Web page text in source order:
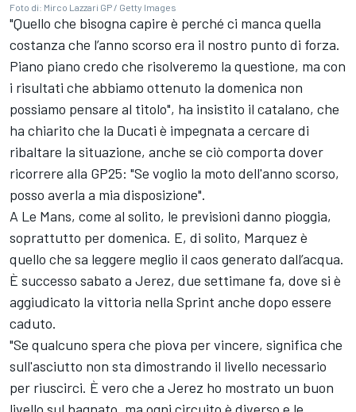
Foto di: Mirco Lazzari GP / Getty Images
"Quello che bisogna capire è perché ci manca quella
costanza che l’anno scorso era il nostro punto di forza.
Piano piano credo che risolveremo la questione, ma con
i risultati che abbiamo ottenuto la domenica non
possiamo pensare al titolo", ha insistito il catalano, che
ha chiarito che la Ducati è impegnata a cercare di
ribaltare la situazione, anche se ciò comporta dover
ricorrere alla GP25: "Se voglio la moto dell'anno scorso,
posso averla a mia disposizione".
A Le Mans, come al solito, le previsioni danno pioggia,
soprattutto per domenica. E, di solito, Marquez è
quello che sa leggere meglio il caos generato dall’acqua.
È successo sabato a Jerez, due settimane fa, dove si è
aggiudicato la vittoria nella Sprint anche dopo essere
caduto.
"Se qualcuno spera che piova per vincere, significa che
sull'asciutto non sta dimostrando il livello necessario
per riuscirci. È vero che a Jerez ho mostrato un buon